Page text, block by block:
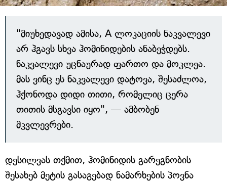
"მიუხედავად ამისა, A ლოკაციის ნაკვალევი
არ ჰგავს სხვა ჰომინიდების ანაბეჭდებს.
ნაკვალევი უცნაურად ფართო და მოკლეა.
მას ვინც ეს ნაკვალევი დატოვა, შესაძლოა,
ჰქონოდა დიდი თითი, რომელიც ცერა
თითის მსგავსი იყო", — ამბობენ
მკვლევრები.
დესილვას თქმით, ჰომინიდის გარეგნობის
შესახებ მეტის გასაგებად ნამარხების პოვნა